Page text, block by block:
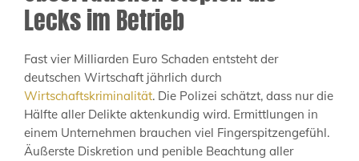
Lecks im Betrieb
Fast vier Milliarden Euro Schaden entsteht der
deutschen Wirtschaft jährlich durch
Wirtschaftskriminalität. Die Polizei schätzt, dass nur die
Hälfte aller Delikte aktenkundig wird. Ermittlungen in
einem Unternehmen brauchen viel Fingerspitzengefühl.
Äußerste Diskretion und penible Beachtung aller